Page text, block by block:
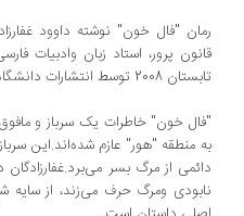
رمان "فال خون" نوشته داوود
قانون پرور، استاد زبان وادبیات
تابستان 2008 توسط انتشارات دانشگاه تگزاس منتشر شد.
"فال خون" خاطرات یک سرباز و
به منطقه "هور" عازم شده‌اند.این
دائمی از مرگ بسر
نابودی ومرگ حرف می‌زند، از